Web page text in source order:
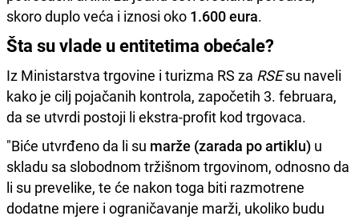
skoro duplo veća i iznosi oko 1.600 eura.
Šta su vlade u entitetima obećale?
Iz Ministarstva trgovine i turizma RS za RSEsu naveli
kako je cilj pojačanih kontrola, započetih 3. februara,
da se utvrdi postoji li ekstra-profit kod trgovaca.
"Biće utvrđeno da li su marže (zarada po artiklu) u
skladu sa slobodnom tržišnom trgovinom, odnosno da
li su prevelike, te će nakon toga biti razmotrene
dodatne mjere i ograničavanje marži, ukoliko budu